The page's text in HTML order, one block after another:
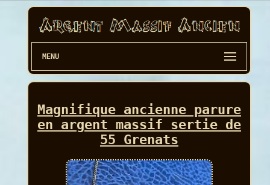
MENU
Magnifique ancienne parure
en argent massif sertie de
55 Grenats